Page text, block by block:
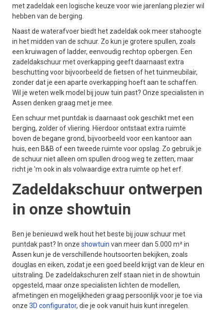
met zadeldak een logische keuze voor wie jarenlang plezier wil
hebben van de berging.
Naast de waterafvoer biedt het zadeldak ook meer stahoogte
in het midden van de schuur. Zo kun je grotere spullen, zoals
een kruiwagen of ladder, eenvoudig rechtop opbergen. Een
zadeldakschuur met overkapping geeft daarnaast extra
beschutting voor bijvoorbeeld de fietsen of het tuinmeubilair,
zonder dat je een aparte overkapping hoeft aan te schaffen.
Wil je weten welk model bij jouw tuin past? Onze specialisten in
Assen denken graag met je mee.
Een schuur met puntdak is daarnaast ook geschikt met een
berging, zolder of vliering. Hierdoor ontstaat extra ruimte
boven de begane grond, bijvoorbeeld voor een kantoor aan
huis, een B&B of een tweede ruimte voor opslag. Zo gebruik je
de schuur niet alleen om spullen droog weg te zetten, maar
richt je 'm ook in als volwaardige extra ruimte op het erf.
Zadeldakschuur ontwerpen
in onze showtuin
Ben je benieuwd welk hout het beste bij jouw schuur met
puntdak past? In onze showtuin van meer dan 5.000 m² in
Assen kun je de verschillende houtsoorten bekijken, zoals
douglas en eiken, zodat je een goed beeld krijgt van de kleur en
uitstraling. De zadeldakschuren zelf staan niet in de showtuin
opgesteld, maar onze specialisten lichten de modellen,
afmetingen en mogelijkheden graag persoonlijk voor je toe via
onze 3D configurator, die je ook vanuit huis kunt inregelen.